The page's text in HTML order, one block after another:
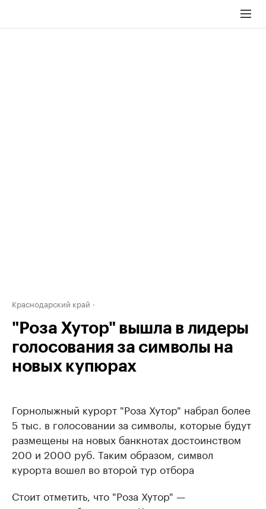
Краснодарский край
"Роза Хутор" вышла в лидеры
голосования за символы на
новых купюрах
Горнолыжный курорт "Роза Хутор" набрал более
5 тыс. в голосовании за символы, которые будут
размещены на новых банкнотах достоинством
200 и 2000 руб. Таким образом, символ
курорта вошел во второй тур отбора
Стоит отметить, что "Роза Хутор" —